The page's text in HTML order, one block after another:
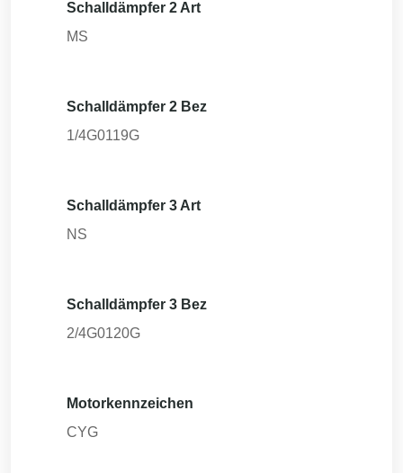
Schalldämpfer 2 Art
MS
Schalldämpfer 2 Bez
1/4G0119G
Schalldämpfer 3 Art
NS
Schalldämpfer 3 Bez
2/4G0120G
Motorkennzeichen
CYG